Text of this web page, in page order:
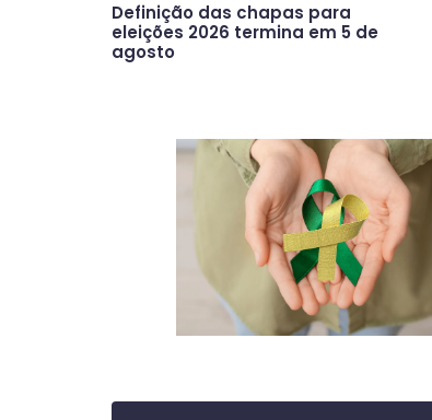
Definição das chapas para
eleições 2026 termina em 5 de
agosto